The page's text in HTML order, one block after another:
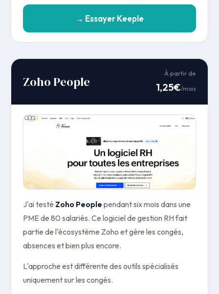
→ Essayer Keeple
Zoho People
À partir de
1,25€/mois
J'ai testé Zoho People pendant six mois dans une
PME de 80 salariés. Ce logiciel de gestion RH fait
partie de l'écosystème Zoho et gère les congés,
absences et bien plus encore.
L'approche est différente des outils spécialisés
uniquement sur les congés.